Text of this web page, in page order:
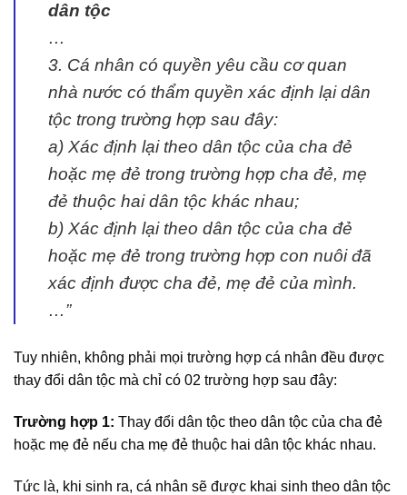
dân tộc
…
3. Cá nhân có quyền yêu cầu cơ quan
nhà nước có thẩm quyền xác định lại dân
tộc trong trường hợp sau đây:
a) Xác định lại theo dân tộc của cha đẻ
hoặc mẹ đẻ trong trường hợp cha đẻ, mẹ
đẻ thuộc hai dân tộc khác nhau;
b) Xác định lại theo dân tộc của cha đẻ
hoặc mẹ đẻ trong trường hợp con nuôi đã
xác định được cha đẻ, mẹ đẻ của mình.
…”
Tuy nhiên, không phải mọi trường hợp cá nhân đều được
thay đổi dân tộc mà chỉ có 02 trường hợp sau đây:
Trường hợp 1: Thay đổi dân tộc theo dân tộc của cha đẻ
hoặc mẹ đẻ nếu cha mẹ đẻ thuộc hai dân tộc khác nhau.
Tức là, khi sinh ra, cá nhân sẽ được khai sinh theo dân tộc